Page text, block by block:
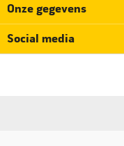
Onze gegevens
Social media